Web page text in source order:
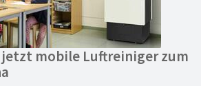
mobile Luftreiniger zum